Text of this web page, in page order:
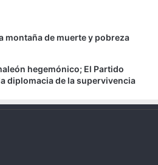
montaña de muerte y pobreza
hegemónico; El Partido
diplomacia de la supervivencia